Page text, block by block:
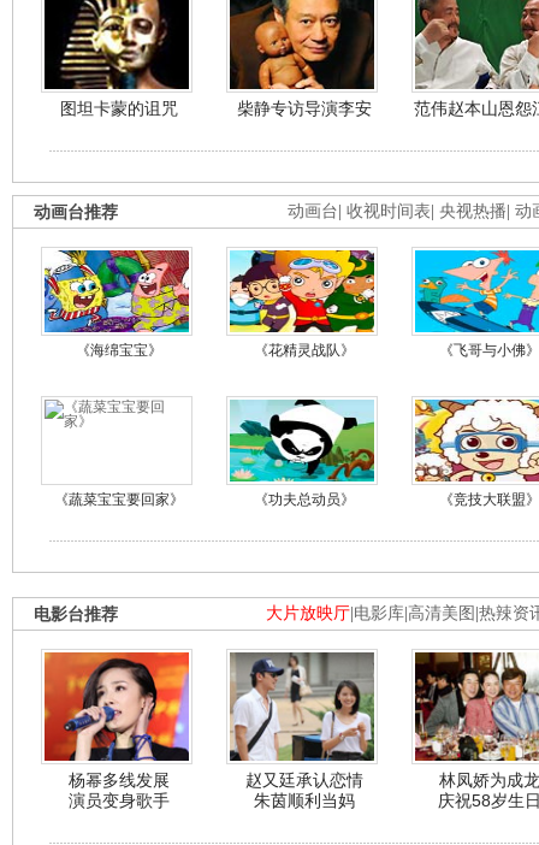
图坦卡蒙的诅咒 柴静专访导演李安 范伟赵本山恩怨
动画台 收视时间表 央视热播 动
动画台推荐
《海绵宝宝》 《花精灵战队》 《飞哥与小佛》
《蔬菜宝宝要回家》 《功夫总动员》 《竞技大联盟》
大片放映厅 电影库 高清美图 热辣资
电影台推荐
杨幂多线发展
演员变身歌手
赵又廷承认恋情
朱茵顺利当妈
林凤娇为成龙
庆祝58岁生